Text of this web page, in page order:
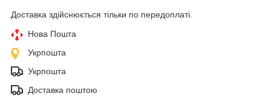
Доставка здійснюється тільки по передоплаті.
Нова Пошта
Укрпошта
Укрпошта
Доставка поштою